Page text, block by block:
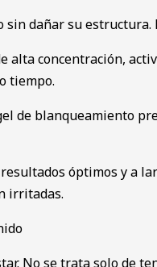
dañar su
alta concentración,
tiempo.
de
óptimos y a
irritadas.
No se trata solo de